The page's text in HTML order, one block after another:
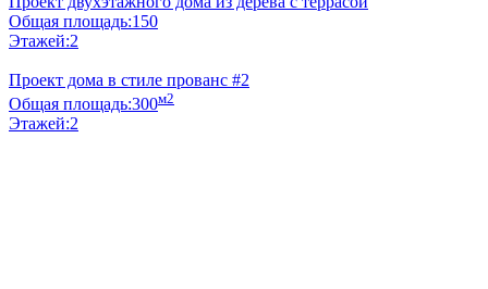
Общая площадь:150
Этажей:2
Проект дома в стиле прованс #2
Общая площадь:300м2
Этажей:2